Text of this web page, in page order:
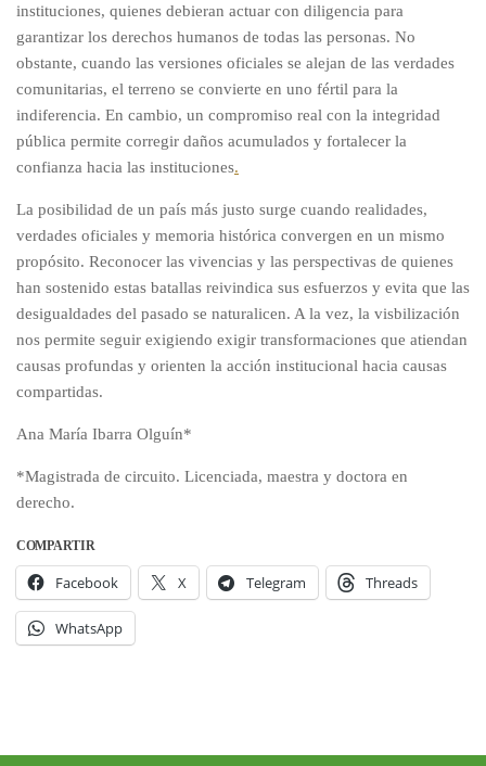
instituciones, quienes debieran actuar con diligencia para
garantizar los derechos humanos de todas las personas. No
obstante, cuando las versiones oficiales se alejan de las verdades
comunitarias, el terreno se convierte en uno fértil para la
indiferencia. En cambio, un compromiso real con la integridad
pública permite corregir daños acumulados y fortalecer la
confianza hacia las instituciones.
La posibilidad de un país más justo surge cuando realidades,
verdades oficiales y memoria histórica convergen en un mismo
propósito. Reconocer las vivencias y las perspectivas de quienes
han sostenido estas batallas reivindica sus esfuerzos y evita que las
desigualdades del pasado se naturalicen. A la vez, la visbilización
nos permite seguir exigiendo exigir transformaciones que atiendan
causas profundas y orienten la acción institucional hacia causas
compartidas.
Ana María Ibarra Olguín*
*Magistrada de circuito. Licenciada, maestra y doctora en
derecho.
COMPARTIR
Facebook X Telegram Threads
WhatsApp